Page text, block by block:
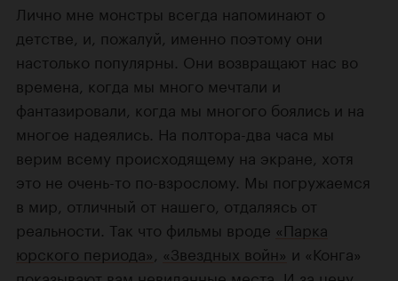
Лично мне монстры всегда напоминают о
детстве, и, пожалуй, именно поэтому они
настолько популярны. Они возвращают нас во
времена, когда мы много мечтали и
фантазировали, когда мы многого боялись и на
многое надеялись. На полтора-два часа мы
верим всему происходящему на экране, хотя
это не очень-то по-взрослому. Мы погружаемся
в мир, отличный от нашего, отдаляясь от
реальности. Так что фильмы вроде «Парка
юрского периода» «Звездных войн» и «Конга»